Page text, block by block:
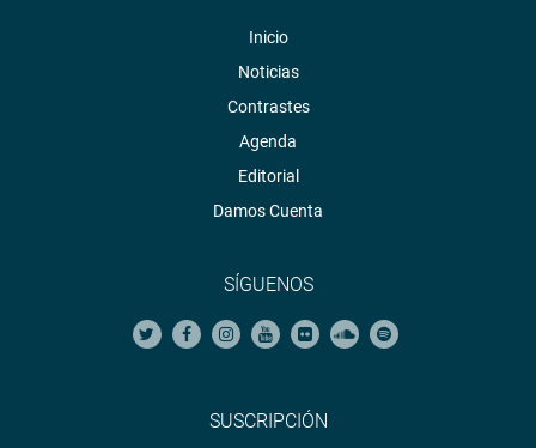
Inicio
Noticias
Contrastes
Agenda
Editorial
Damos Cuenta
SÍGUENOS
SUSCRIPCIÓN